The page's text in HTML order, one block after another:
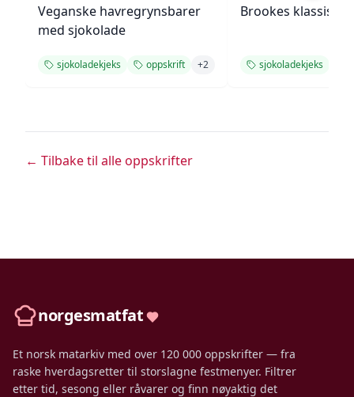
Veganske havregrynsbarer
med sjokolade
sjokoladekjeks oppskrift +2
Brookes klassiske
sjokoladekjeks
← Tilbake til alle oppskrifter
norgesmatfat
Et norsk matarkiv med over 120 000 oppskrifter — fra
raske hverdagsretter til storslagne festmenyer. Filtrer
etter tid, sesong eller råvarer og finn nøyaktig det